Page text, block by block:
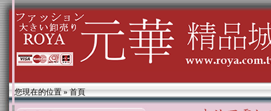
您現在的位置»首頁